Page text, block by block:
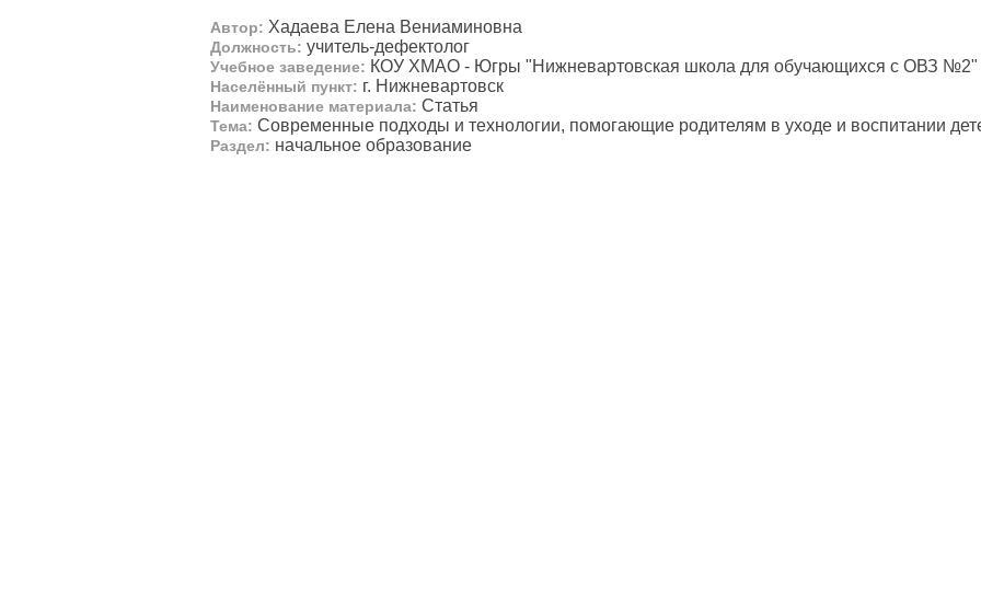
Автор: Хадаева Елена Вениаминовна
Должность: учитель-дефектолог
Учебное заведение: КОУ ХМАО - Югры "Нижневартовская школа для обучающихся с ОВЗ №2"
Населённый пункт: г. Нижневартовск
Наименование материала: Статья
Тема: Современные подходы и технологии, помогающие родителям в уходе и воспитании
Раздел: начальное образование